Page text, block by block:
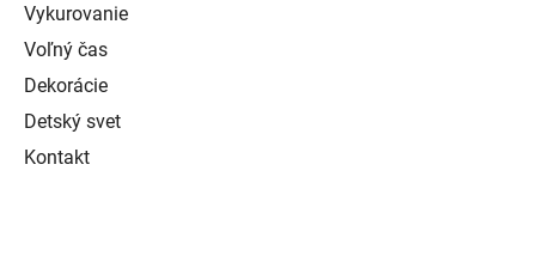
Vykurovanie
Voľný čas
Dekorácie
Detský svet
Kontakt